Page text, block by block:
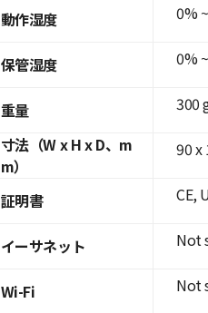
動作湿度
保管湿度
重量
寸法（W x H x D、m
m）
証明書
イーサネット
Wi-Fi
0%
0%
300
90 x
CE,
Not
Not